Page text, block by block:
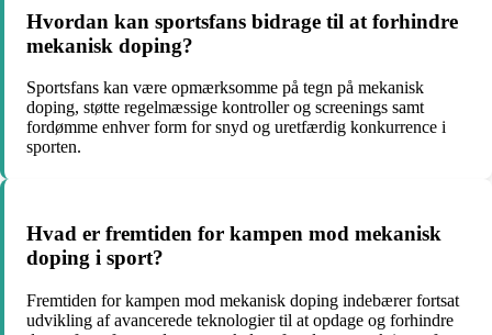
Hvordan kan sportsfans bidrage til at forhindre
mekanisk doping?
Sportsfans kan være opmærksomme på tegn på mekanisk
doping, støtte regelmæssige kontroller og screenings samt
fordømme enhver form for snyd og uretfærdig konkurrence i
sporten.
Hvad er fremtiden for kampen mod mekanisk
doping i sport?
Fremtiden for kampen mod mekanisk doping indebærer fortsat
udvikling af avancerede teknologier til at opdage og forhindre